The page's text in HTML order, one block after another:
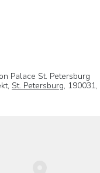
Palace St. Petersburg
St. Petersburg, 190031,